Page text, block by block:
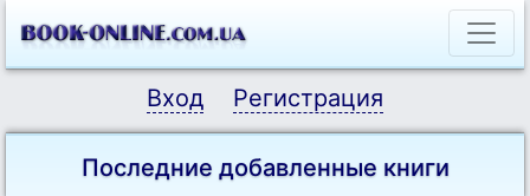
Вход Регистрация
Последние добавленные книги